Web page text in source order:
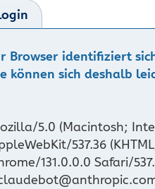
Browser identifiziert
können sich deshalb
5.0 (Macintosh;
537.36
131.0.0.0 Safari/